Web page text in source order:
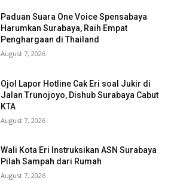
Paduan Suara One Voice Spensabaya
Harumkan Surabaya, Raih Empat
Penghargaan di Thailand
August 7, 2026
Ojol Lapor Hotline Cak Eri soal Jukir di
Jalan Trunojoyo, Dishub Surabaya Cabut
KTA
August 7, 2026
Wali Kota Eri Instruksikan ASN Surabaya
Pilah Sampah dari Rumah
August 7, 2026